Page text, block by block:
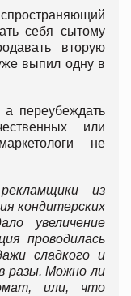
себя сытому
вторую
выпил одну в
переубеждать
или
не
из
кондитерских
увеличение
проводилась
сладкого и
разы. Можно ли
или, что